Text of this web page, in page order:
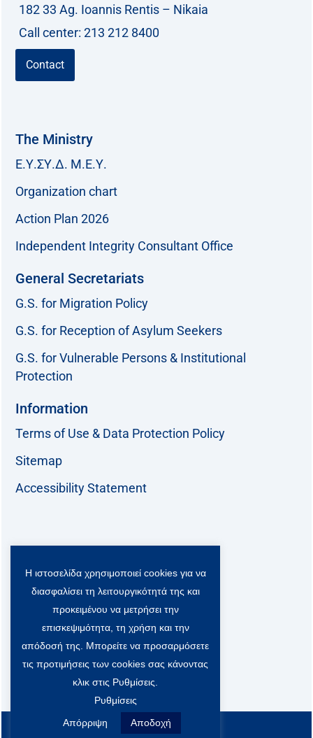
182 33 Ag. Ioannis Rentis – Nikaia
Call center: 213 212 8400
Contact
The Ministry
Ε.Υ.ΣΥ.Δ. Μ.Ε.Υ.
Organization chart
Action Plan 2026
Independent Integrity Consultant Office
General Secretariats
G.S. for Migration Policy
G.S. for Reception of Asylum Seekers
G.S. for Vulnerable Persons & Institutional
Protection
Information
Terms of Use & Data Protection Policy
Sitemap
Accessibility Statement
F
a
o
k
T
w
i
t
t
e
r
-
x
c
L
i
n
k
e
d
i
n
Y
o
u
t
u
b
e
Viber Community:
All rights reserved
Η ιστοσελίδα χρησιμοποιεί cookies για να
διασφαλίσει τη λειτουργικότητά της και
προκειμένου να μετρήσει την
επισκεψιμότητα, τη χρήση και την
απόδοσή της. Μπορείτε να προσαρμόσετε
τις προτιμήσεις των cookies σας κάνοντας
κλικ στις Ρυθμίσεις.
Ρυθμίσεις
Απόρριψη Αποδοχή